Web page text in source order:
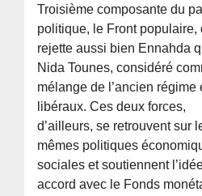
Troisième composante du
politique, le Front populaire,
rejette aussi bien Ennahda
Nida Tounes, considéré
mélange de l’ancien régime
libéraux. Ces deux forces,
d’ailleurs, se retrouvent sur
mêmes politiques
sociales et soutiennent
accord avec le Fonds